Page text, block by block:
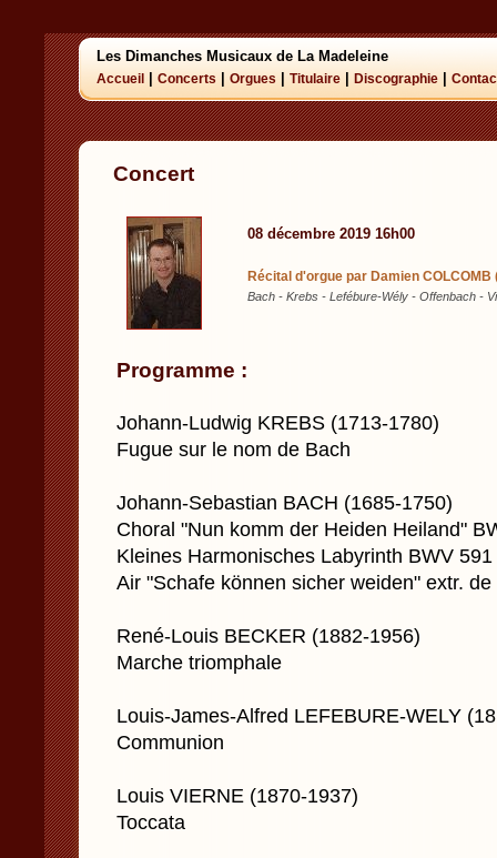
Les Dimanches Musicaux de La Madeleine
Accueil Concerts Orgues Titulaire Discographie
Concert
08 décembre 2019 16h00
Récital d'orgue par Damien
Bach - Krebs - Lefébure-Wély - Offenbach -
Programme :
Johann-Ludwig KREBS (1713-1780)
Fugue sur le nom de Bach
Johann-Sebastian BACH (1685-1750)
Choral "Nun komm der Heiden Heiland"
Kleines Harmonisches Labyrinth BWV 591
Air "Schafe können sicher weiden" extr.
René-Louis BECKER (1882-1956)
Marche triomphale
Louis-James-Alfred LEFEBURE-WELY
Communion
Louis VIERNE (1870-1937)
Toccata